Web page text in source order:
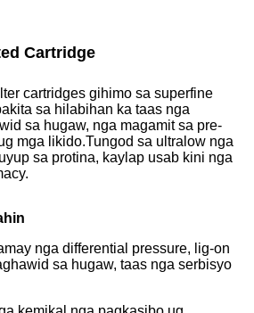
Cartridge
cartridges gihimo sa superfine
sa hilabihan ka taas nga
sa hugaw, nga magamit sa pre-
mga likido.Tungod sa ultralow nga
sa protina, kaylap usab kini nga
nga differential pressure, lig-on
sa hugaw, taas nga serbisyo